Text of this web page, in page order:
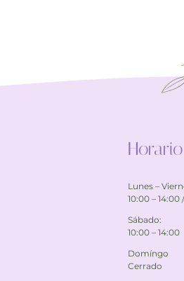
Horario
Lunes –
10:00 – 14:00
Sábado:
10:00 – 14:00
Domíngo
Cerrado